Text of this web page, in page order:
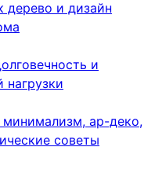
дерево и дизайн
и
нагрузки
минимализм, ар-деко,
советы